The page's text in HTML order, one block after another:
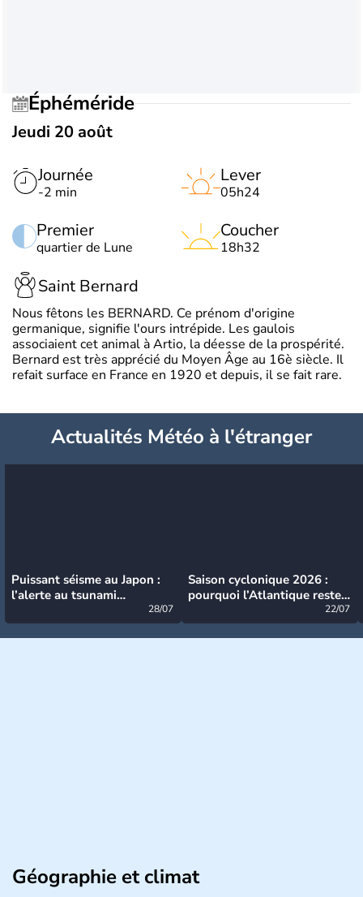
Éphéméride
Jeudi 20 août
Journée
-2 min
Premier
quartier de Lune
Lever
05h24
Coucher
18h32
Saint Bernard
Nous fêtons les BERNARD. Ce prénom d'origine
germanique, signifie l'ours intrépide. Les gaulois
associaient cet animal à Artio, la déesse de la prospérité.
Bernard est très apprécié du Moyen Âge au 16è siècle. Il
refait surface en France en 1920 et depuis, il se fait rare.
Actualités Météo à l'étranger
Puissant séisme au Japon :
l’alerte au tsunami
28/07
Saison cyclonique 2026 :
pourquoi l’Atlantique reste
22/07
Géographie et climat